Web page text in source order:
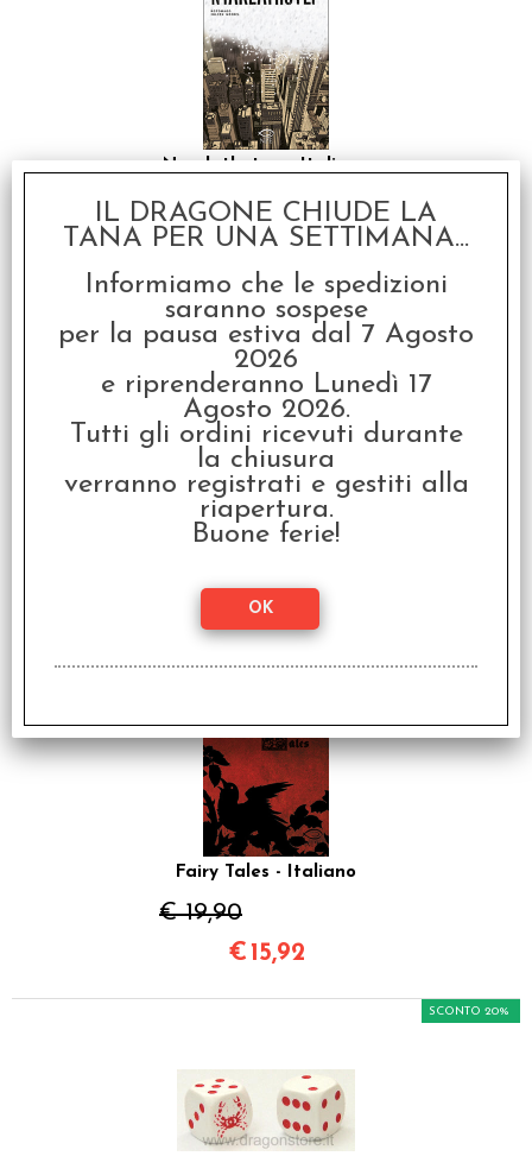
Nyarlathotep - Italiano
€ 14,90
€11,92
Clessidra Blu (120
secondi)
2,80
Fairy Tales - Italiano
€ 19,90
SCONTO 20%
€ 15,92
SCONTO 20%
IL DRAGONE CHIUDE LA
TANA PER UNA SETTIMANA...
Informiamo che le spedizioni
saranno sospese
per la pausa estiva dal 7 Agosto
2026
e riprenderanno Lunedì 17
Agosto 2026.
Tutti gli ordini ricevuti durante
la chiusura
verranno registrati e gestiti alla
riapertura.
Buone ferie!